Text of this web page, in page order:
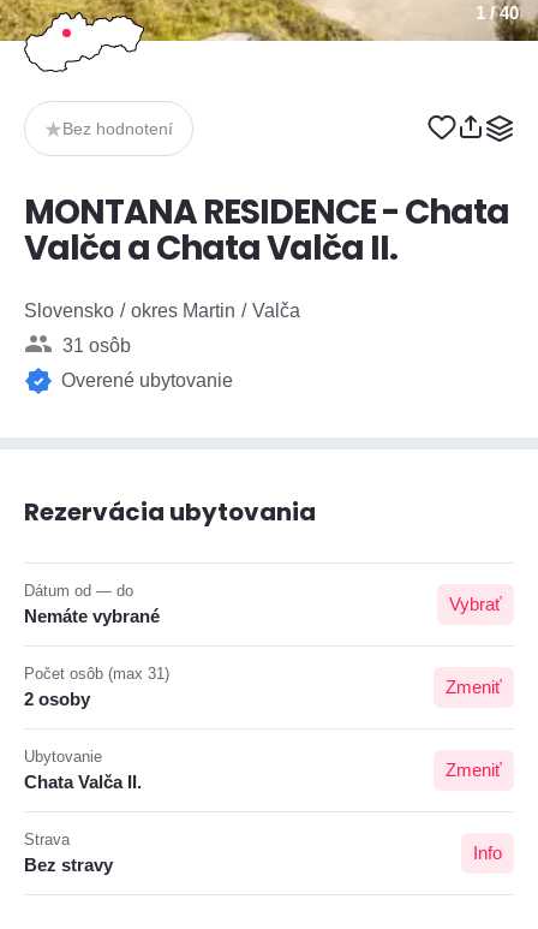
1 / 40
Bez hodnotení
MONTANA RESIDENCE - Chata
Valča a Chata Valča II.
Slovensko okres Martin
Valča
31 osôb
Overené ubytovanie
Rezervácia ubytovania
Dátum od — do
Nemáte vybrané
Vybrať
Počet osôb (max 31)
2 osoby
Zmeniť
Ubytovanie
Chata Valča II.
Zmeniť
Strava
Bez stravy
Info